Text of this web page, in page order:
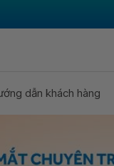
dẫn khách hàng